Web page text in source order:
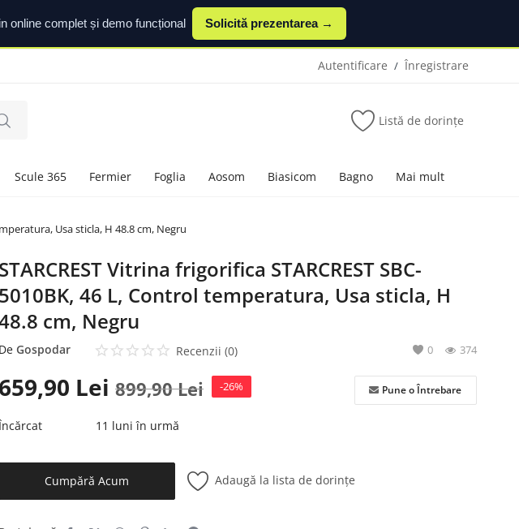
online complet și demo funcțional Solicită prezentarea →
Autentificare / Înregistrare
Listă de dorințe
Scule 365 Fermier Foglia Aosom Biasicom Bagno Mai mult
Usa sticla, H 48.8 cm, Negru
STARCREST Vitrina frigorifica STARCREST SBC-
5010BK, 46 L, Control temperatura, Usa sticla, H
cm, Negru
De Gospodar Recenzii (0) 0 374
659,90 Lei 899,90Lei -26% Pune o Întrebare
11 luni în urmă
Cumpără Acum Adaugă la lista de dorințe